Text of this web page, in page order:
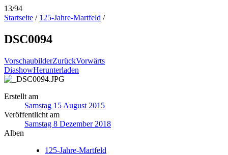
13/94
Startseite / 125-Jahre-Martfeld /
DSC0094
VorschaubilderZurückVorwärts
DiashowHerunterladen
Erstellt am
Samstag 15 August 2015
Veröffentlicht am
Samstag 8 Dezember 2018
Alben
125-Jahre-Martfeld